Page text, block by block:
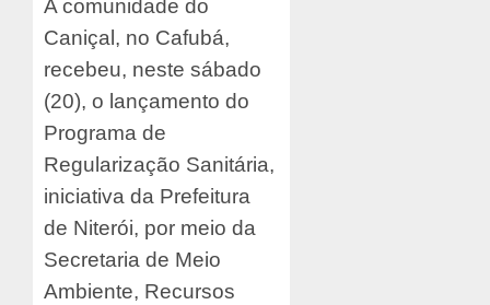
A comunidade do
Caniçal, no Cafubá,
recebeu, neste sábado
(20), o lançamento do
Programa de
Regularização Sanitária,
iniciativa da Prefeitura
de Niterói, por meio da
Secretaria de Meio
Ambiente, Recursos